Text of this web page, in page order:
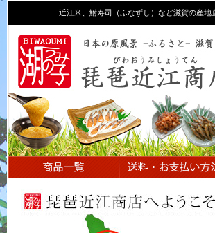
近江米、鮒寿司（ふなずし）など滋賀の産